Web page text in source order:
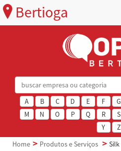
Bertioga
A B C D E F G
M
N O P Q R S
Y
Z
Home
Produtos e Serviços Silk